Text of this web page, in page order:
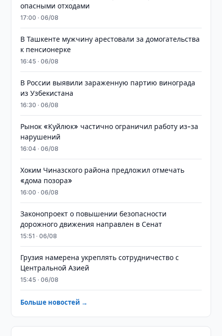
опасными отходами
17:00 · 06/08
В Ташкенте мужчину арестовали за домогательства
к пенсионерке
16:45 · 06/08
В России выявили зараженную партию винограда
из Узбекистана
16:30 · 06/08
Рынок «Куйлюк» частично ограничил работу из-за
нарушений
16:04 · 06/08
Хоким Чиназского района предложил отмечать
«дома позора»
16:00 · 06/08
Законопроект о повышении безопасности
дорожного движения направлен в Сенат
15:51 · 06/08
Грузия намерена укреплять сотрудничество с
Центральной Азией
15:45 · 06/08
Больше новостей →